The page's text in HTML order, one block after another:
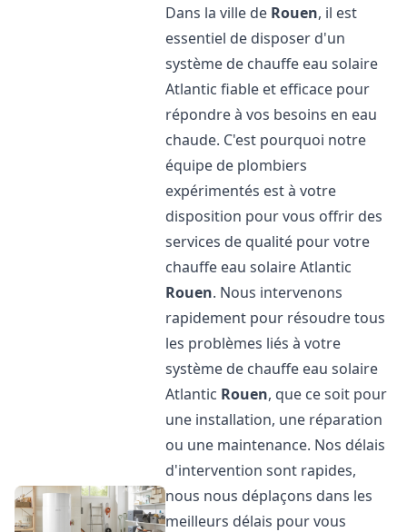
Dans la ville de Rouen, il est
essentiel de disposer d'un
système de chauffe eau solaire
Atlantic fiable et efficace pour
répondre à vos besoins en eau
chaude. C'est pourquoi notre
équipe de plombiers
expérimentés est à votre
disposition pour vous offrir des
services de qualité pour votre
chauffe eau solaire Atlantic
Rouen. Nous intervenons
rapidement pour résoudre tous
les problèmes liés à votre
système de chauffe eau solaire
Atlantic Rouen, que ce soit pour
une installation, une réparation
ou une maintenance. Nos délais
d'intervention sont rapides,
nous nous déplaçons dans les
meilleurs délais pour vous